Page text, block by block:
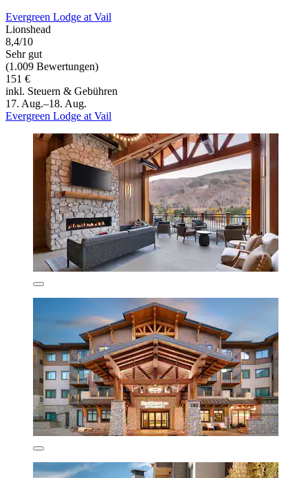
Evergreen Lodge at Vail
Lionshead
8,4/10
Sehr gut
(1.009 Bewertungen)
151 €
inkl. Steuern & Gebühren
17. Aug.–18. Aug.
Evergreen Lodge at Vail